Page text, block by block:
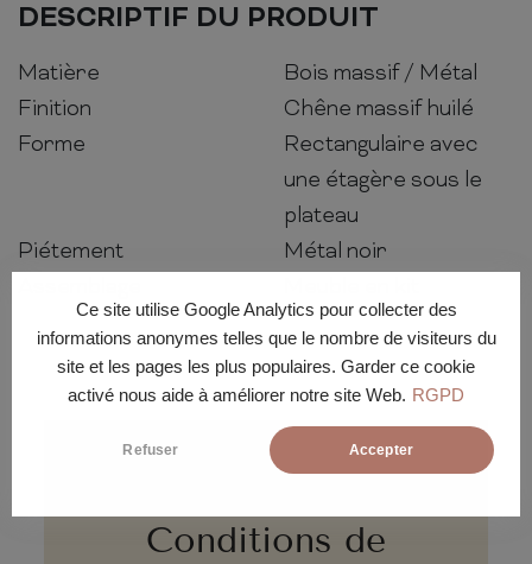
Ce site utilise Google Analytics pour collecter des
informations anonymes telles que le nombre de visiteurs du
site et les pages les plus populaires. Garder ce cookie
activé nous aide à améliorer notre site Web. RGPD
Refuser Accepter
DESCRIPTIF DU PRODUIT
Matière
Bois massif / Métal
Finition
Chêne massif huilé
Forme
Rectangulaire avec
une étagère sous le
plateau
Piétement
Métal noir
Conditions de